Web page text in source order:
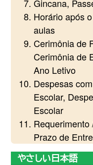
Gincana,
Horário após
aulas
Cerimônia de
Cerimônia de
Ano Letivo
Despesas
Escolar,
Escolar
Prazo de
やさしい日本語